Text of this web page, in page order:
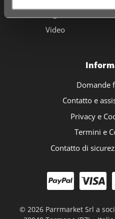
Video
Domande
Contatto e
Privacy e
Termini e
Contatto di
© 2026 Parrmarket Srl a